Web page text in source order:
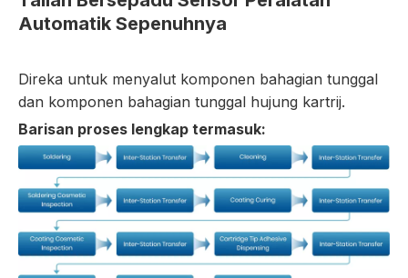
Automatik Sepenuhnya
Direka untuk menyalut komponen bahagian tunggal
dan komponen bahagian tunggal hujung kartrij.
Barisan proses lengkap termasuk: